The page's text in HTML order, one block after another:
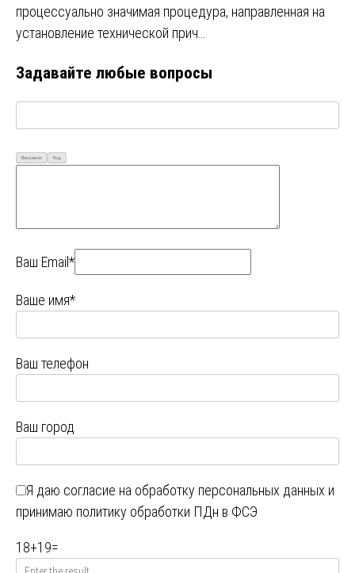
процессуально значимая процедура, направленная на
установление технической прич…
Задавайте любые вопросы
Визуально Код
Ваш Email*
Ваше имя*
Ваш телефон
Ваш город
Я даю согласие на обработку персональных данных и
принимаю политику обработки ПДн в ФСЭ
18+19=